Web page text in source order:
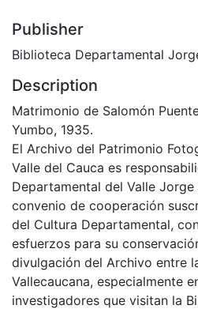
Publisher
Biblioteca Departamental
Description
Matrimonio de Salomón
Yumbo, 1935.
El Archivo del Patrimonio
Valle del Cauca es
Departamental del Valle
convenio de cooperación
del Cultura Departamental,
esfuerzos para su
divulgación del Archivo entre
Vallecaucana, especialmente
investigadores que visitan la